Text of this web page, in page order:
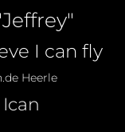
I can fly
Heerle
Ican